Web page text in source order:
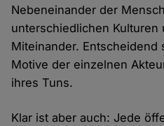
Nebeneinander der
unterschiedlichen Kulturen
Miteinander. Entscheidend
Motive der einzelnen
ihres Tuns.
Klar ist aber auch: Jede